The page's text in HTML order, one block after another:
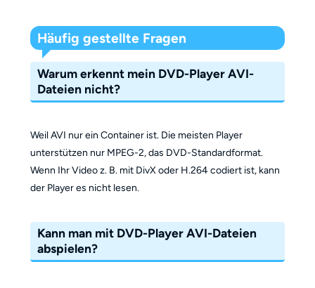
Häufig gestellte Fragen
Warum erkennt mein DVD-Player AVI-
Dateien nicht?
Weil AVI nur ein Container ist. Die meisten Player
unterstützen nur MPEG-2, das DVD-Standardformat.
Wenn Ihr Video z. B. mit DivX oder H.264 codiert ist, kann
der Player es nicht lesen.
Kann man mit DVD-Player AVI-Dateien
abspielen?